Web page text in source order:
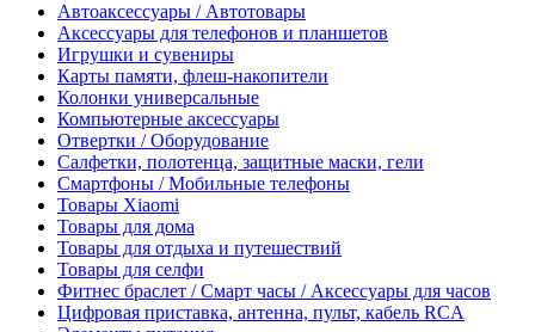
Автоаксессуары / Автотовары
Аксессуары для телефонов и планшетов
Игрушки и сувениры
Карты памяти, флеш-накопители
Колонки универсальные
Компьютерные аксессуары
Отвертки / Оборудование
Салфетки, полотенца, защитные маски, гели
Смартфоны / Мобильные телефоны
Товары Xiaomi
Товары для дома
Товары для отдыха и путешествий
Товары для селфи
Фитнес браслет / Смарт часы / Аксессуары для часов
Цифровая приставка, антенна, пульт, кабель RCA